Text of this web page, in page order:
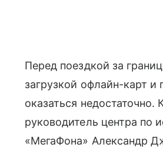
Перед поездкой за
загрузкой офлайн-карт и
оказаться недостаточно.
руководитель центра по
«МегаФона» Александр